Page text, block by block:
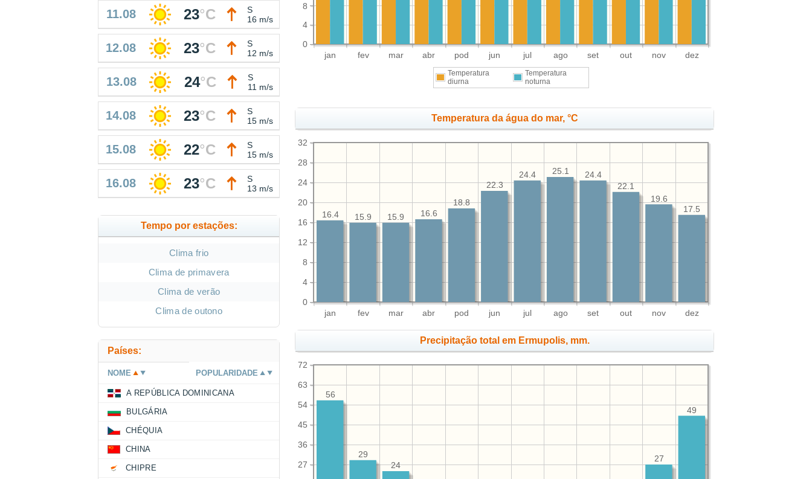
jan fev mar abr pod jun jul ago set out nov dez
0
4
8
Temperatura
diurna
Temperatura
noturna
Temperatura da água do mar, °C
jan fev mar abr pod jun jul ago set out nov dez
0
4
8
12
16
20
24
28
32
17.5
19.6
22.1
24.4
25.1
24.4
22.3
18.8
16.6
15.9
15.9
16.4
Precipitação total em Ermupolis, mm.
27
36
45
54
63
72
49
27
24
29
56
11.08 23°C
S
16 m/s
12.08 23°C
S
12 m/s
13.08 24°C
S
11 m/s
14.08 23°C
S
15 m/s
15.08 22°C
S
15 m/s
16.08 23°C
S
13 m/s
Tempo por estações:
Clima frio
Clima de primavera
Clima de verão
Clima de outono
Países:
NOME POPULARIDADE
A REPÚBLICA DOMINICANA
BULGÁRIA
CHÉQUIA
CHINA
CHIPRE